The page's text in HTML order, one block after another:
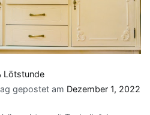
Lötstunde
gepostet am Dezember 1, 2022